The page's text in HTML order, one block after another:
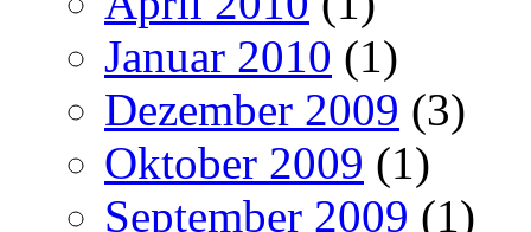
Januar 2010 (1)
Dezember 2009 (3)
Oktober 2009 (1)
September 2009 (1)